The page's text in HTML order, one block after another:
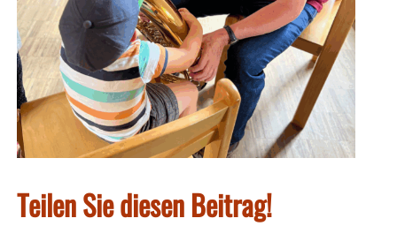
Teilen Sie diesen Beitrag!